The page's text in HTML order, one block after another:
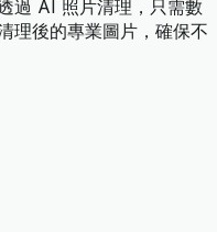
過 AI 照片清理，只需數
理後的專業圖片，確保不